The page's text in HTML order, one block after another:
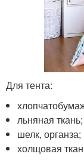
Для тента:
льняная ткань;
шелк, органза;
холщовая